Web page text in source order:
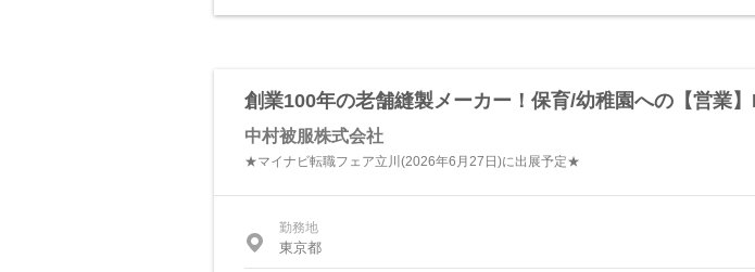
創業100年の老舗縫製メーカー！保育/幼稚園への【営業
中村被服株式会社
★マイナビ転職フェア立川(2026年6月27日)に出展予定★
勤務地
東京都